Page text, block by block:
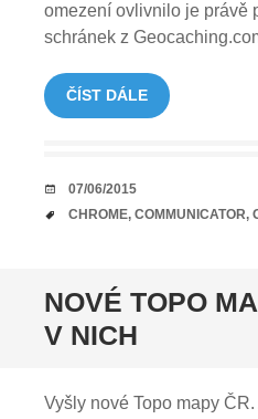
omezení ovlivnilo je právě
schránek z
ČÍST DÁLE
DATUM
07/06/2015
TAGY
CHROME, COMMUNICATOR,
NOVÉ TOPO
V NICH
Vyšly nové Topo mapy